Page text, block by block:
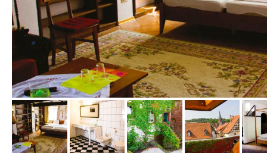
vom Hotelier, Juli 2014